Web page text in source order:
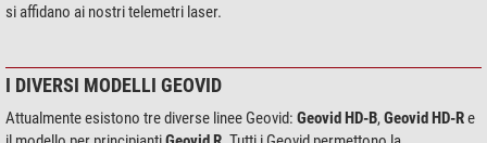
si affidano ai nostri telemetri laser.
I DIVERSI MODELLI GEOVID
Attualmente esistono tre diverse linee Geovid: Geovid HD-B,Geovid HD-Re